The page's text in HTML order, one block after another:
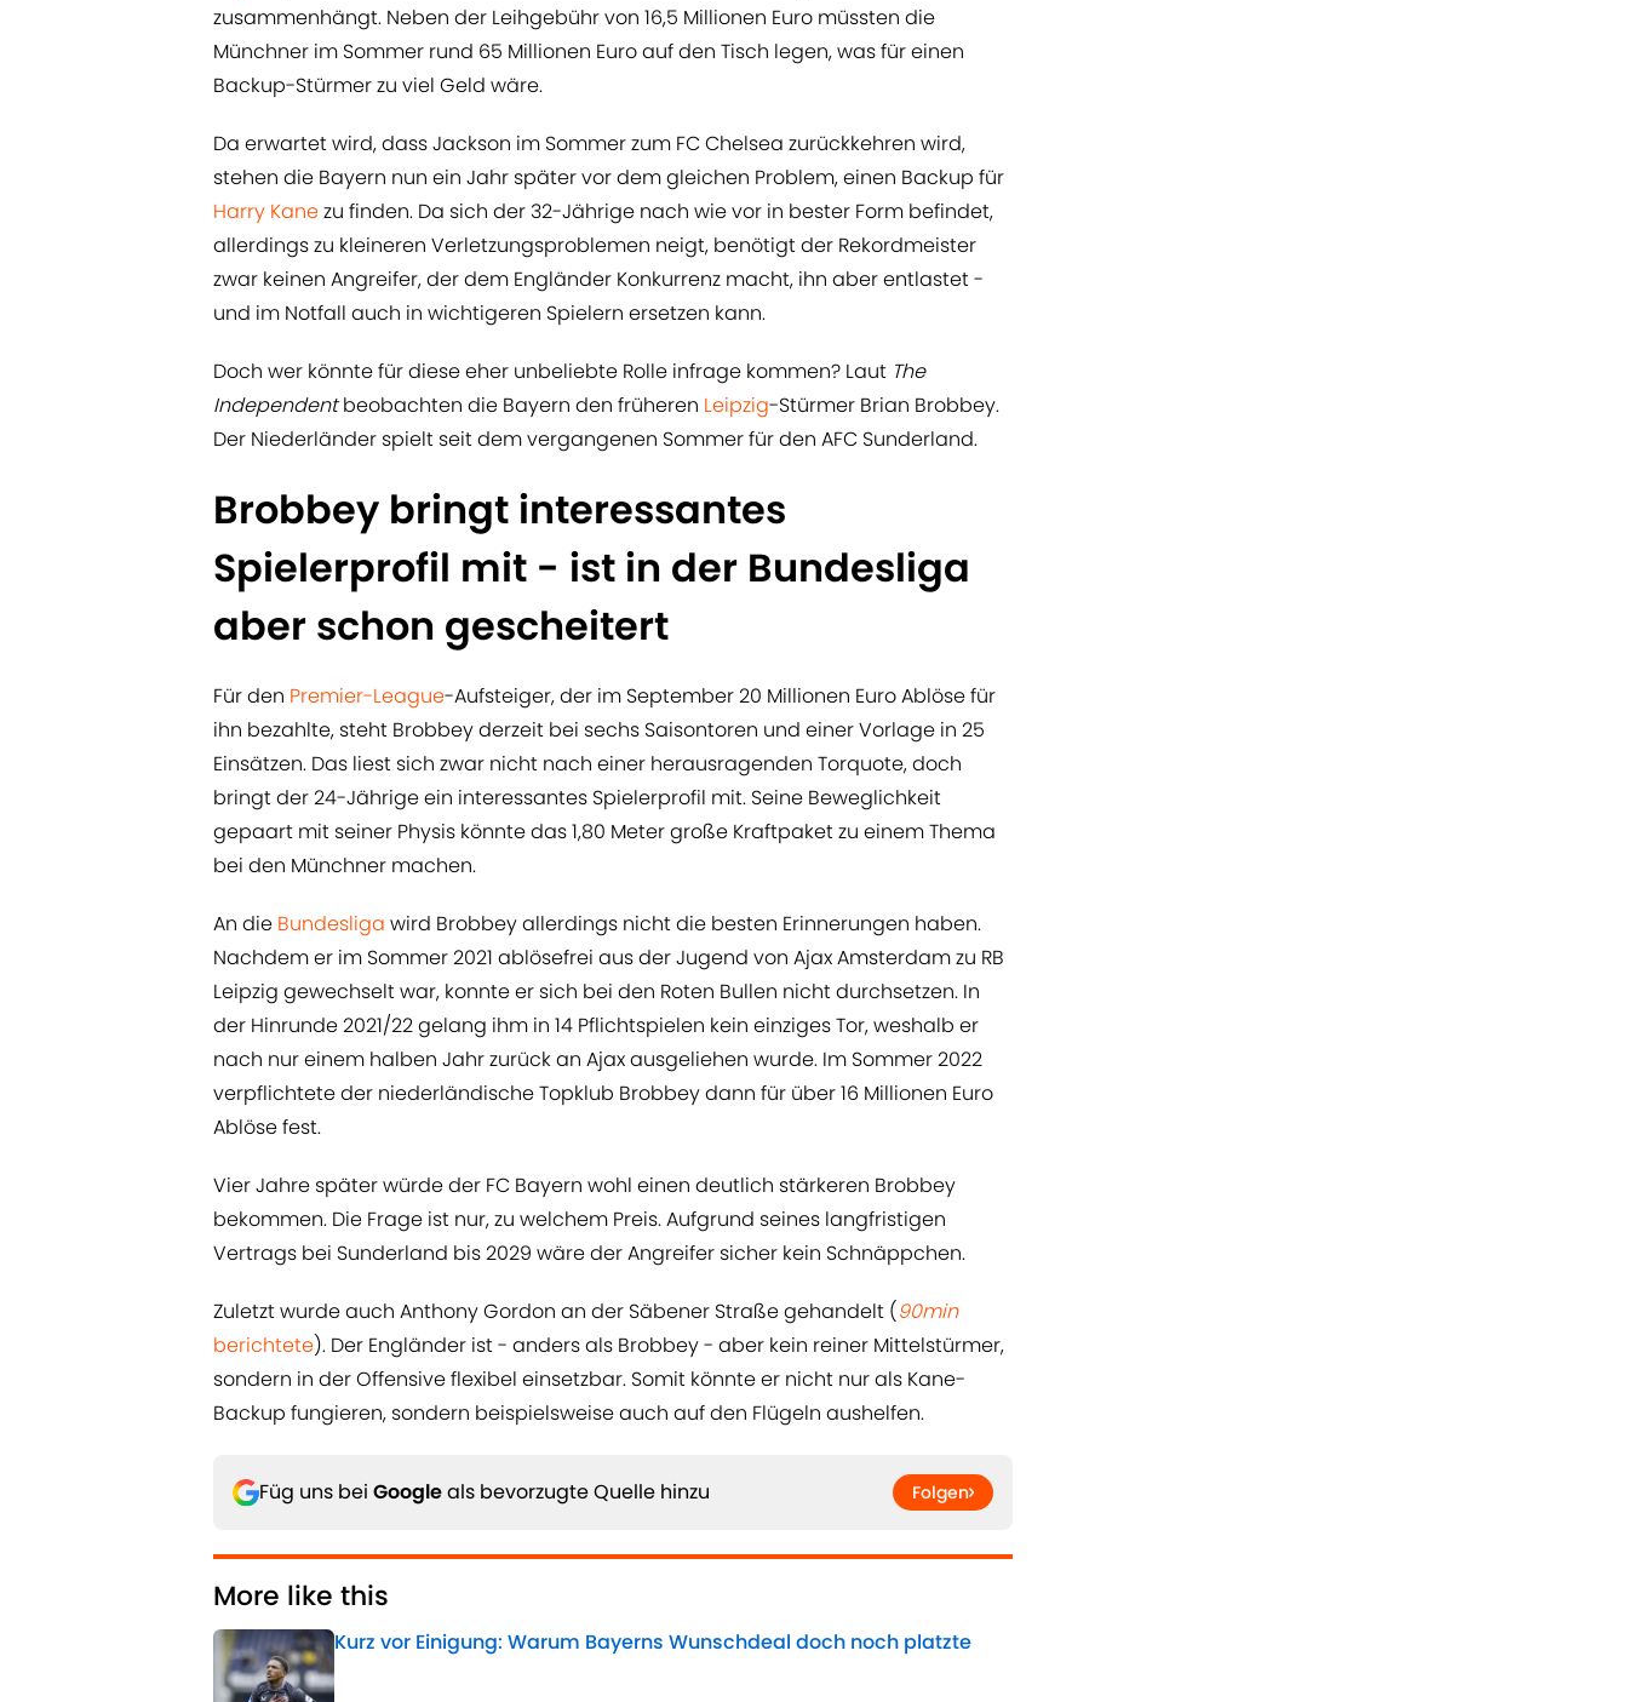
zusammenhängt. Neben der Leihgebühr von 16,5 Millionen Euro müssten die
Münchner im Sommer rund 65 Millionen Euro auf den Tisch legen, was für einen
Backup-Stürmer zu viel Geld wäre.
Da erwartet wird, dass Jackson im Sommer zum FC Chelsea zurückkehren wird,
stehen die Bayern nun ein Jahr später vor dem gleichen Problem, einen Backup für
Harry Kanezu finden. Da sich der 32-Jährige nach wie vor in bester Form befindet,
allerdings zu kleineren Verletzungsproblemen neigt, benötigt der Rekordmeister
zwar keinen Angreifer, der dem Engländer Konkurrenz macht, ihn aber entlastet -
und im Notfall auch in wichtigeren Spielern ersetzen kann.
Doch wer könnte für diese eher unbeliebte Rolle infrage kommen? Laut The
Independentbeobachten die Bayern den früheren Leipzig-Stürmer Brian Brobbey.
Der Niederländer spielt seit dem vergangenen Sommer für den AFC Sunderland.
Brobbey bringt interessantes
Spielerprofil mit - ist in der Bundesliga
aber schon gescheitert
Für den Premier-League-Aufsteiger, der im September 20 Millionen Euro Ablöse für
ihn bezahlte, steht Brobbey derzeit bei sechs Saisontoren und einer Vorlage in 25
Einsätzen. Das liest sich zwar nicht nach einer herausragenden Torquote, doch
bringt der 24-Jährige ein interessantes Spielerprofil mit. Seine Beweglichkeit
gepaart mit seiner Physis könnte das 1,80 Meter große Kraftpaket zu einem Thema
bei den Münchner machen.
An die Bundesliga wird Brobbey allerdings nicht die besten Erinnerungen haben.
Nachdem er im Sommer 2021 ablösefrei aus der Jugend von Ajax Amsterdam zu RB
Leipzig gewechselt war, konnte er sich bei den Roten Bullen nicht durchsetzen. In
der Hinrunde 2021/22 gelang ihm in 14 Pflichtspielen kein einziges Tor, weshalb er
nach nur einem halben Jahr zurück an Ajax ausgeliehen wurde. Im Sommer 2022
verpflichtete der niederländische Topklub Brobbey dann für über 16 Millionen Euro
Ablöse fest.
Vier Jahre später würde der FC Bayern wohl einen deutlich stärkeren Brobbey
bekommen. Die Frage ist nur, zu welchem Preis. Aufgrund seines langfristigen
Vertrags bei Sunderland bis 2029 wäre der Angreifer sicher kein Schnäppchen.
Zuletzt wurde auch Anthony Gordon an der Säbener Straße gehandelt (90min
berichtete). Der Engländer ist - anders als Brobbey - aber kein reiner Mittelstürmer,
sondern in der Offensive flexibel einsetzbar. Somit könnte er nicht nur als Kane-
Backup fungieren, sondern beispielsweise auch auf den Flügeln aushelfen.
Füg uns bei Googleals bevorzugte Quelle hinzu Folgen
More like this
Kurz vor Einigung: Warum Bayerns Wunschdeal doch noch platzte
Published by on Invalid Date